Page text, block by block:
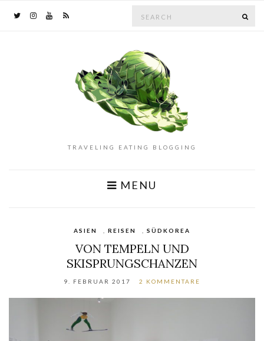
for:
TRAVELING EATING BLOGGING
MENU
ASIEN REISEN SÜDKOREA
VON TEMPELN UND
SKISPRUNGSCHANZEN
9. FEBRUAR 2017 2 KOMMENTARE